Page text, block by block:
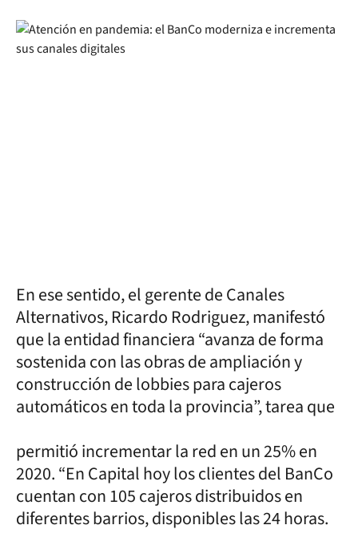
En ese sentido, el gerente de Canales
Alternativos, Ricardo Rodriguez, manifestó
que la entidad financiera “avanza de forma
sostenida con las obras de ampliación y
construcción de lobbies para cajeros
automáticos en toda la provincia”, tarea que
permitió incrementar la red en un 25% en
2020. “En Capital hoy los clientes del BanCo
cuentan con 105 cajeros distribuidos en
diferentes barrios, disponibles las 24 horas.